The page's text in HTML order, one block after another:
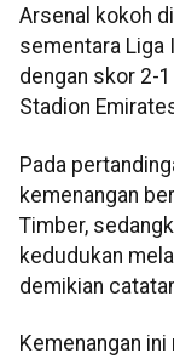
Arsenal kokoh
sementara Liga
dengan skor 2-
Stadion
Pada
kemenangan
Timber,
kedudukan
demikian
Kemenangan